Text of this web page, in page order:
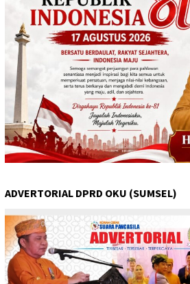
ADVERTORIAL DPRD OKU (SUMSEL)